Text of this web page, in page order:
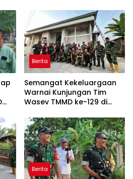
Berita
Semangat Kekeluargaan
Warnai Kunjungan Tim
Wasev TMMD ke-129 di
Berita